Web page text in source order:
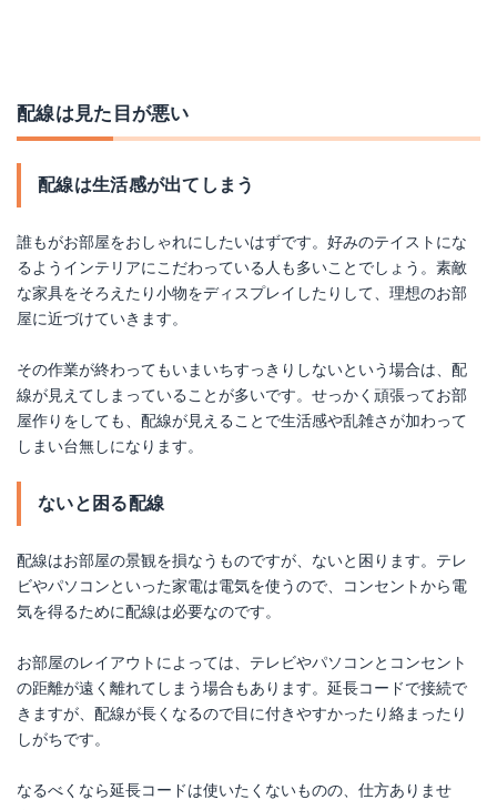
配線は見た目が悪い
配線は生活感が出てしまう
誰もがお部屋をおしゃれにしたいはずです。好みのテイストにな
るようインテリアにこだわっている人も多いことでしょう。素敵
な家具をそろえたり小物をディスプレイしたりして、理想のお部
屋に近づけていきます。
その作業が終わってもいまいちすっきりしないという場合は、配
線が見えてしまっていることが多いです。せっかく頑張ってお部
屋作りをしても、配線が見えることで生活感や乱雑さが加わって
しまい台無しになります。
ないと困る配線
配線はお部屋の景観を損なうものですが、ないと困ります。テレ
ビやパソコンといった家電は電気を使うので、コンセントから電
気を得るために配線は必要なのです。
お部屋のレイアウトによっては、テレビやパソコンとコンセント
の距離が遠く離れてしまう場合もあります。延長コードで接続で
きますが、配線が長くなるので目に付きやすかったり絡まったり
しがちです。
なるべくなら延長コードは使いたくないものの、仕方ありませ